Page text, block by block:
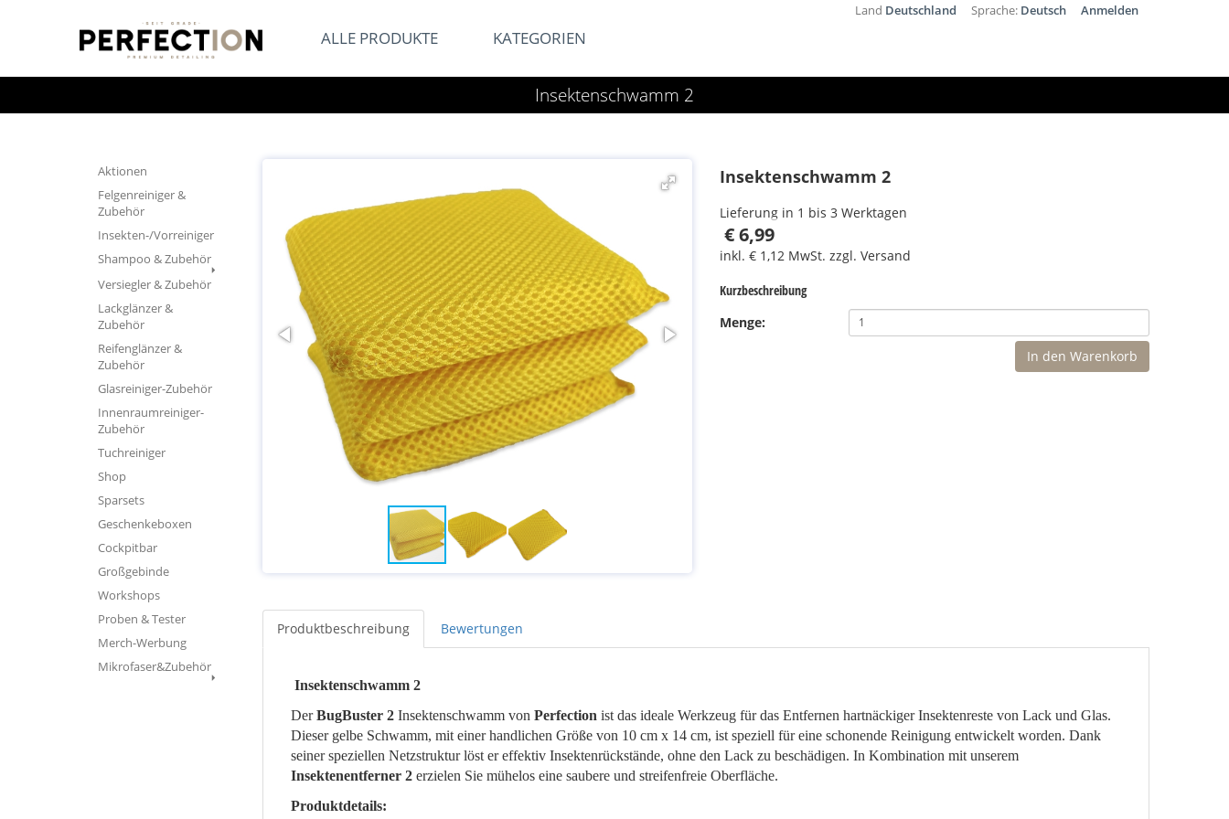
Land Deutschland Sprache: Deutsch Anmelden
ALLE PRODUKTE KATEGORIEN
Insektenschwamm 2
Aktionen
Felgenreiniger &
Zubehör
Insekten-/Vorreiniger
Shampoo & Zubehör
Versiegler & Zubehör
Lackglänzer &
Zubehör
Reifenglänzer &
Zubehör
Glasreiniger-Zubehör
Innenraumreiniger-
Zubehör
Tuchreiniger
Shop
Sparsets
Geschenkeboxen
Cockpitbar
Großgebinde
Workshops
Proben & Tester
Merch-Werbung
Mikrofaser&Zubehör
Insektenschwamm 2
Lieferung in 1 bis 3 Werktagen
€ 6,99
inkl. € 1,12 MwSt. zzgl. Versand
Kurzbeschreibung
Menge:
In den Warenkorb
Produktbeschreibung Bewertungen
Insektenschwamm 2
DerBugBuster 2 Insektenschwamm von Perfection ist das ideale Werkzeug für das Entfernen hartnäckiger Insektenreste von Lack und Glas.
Dieser gelbe Schwamm, mit einer handlichen Größe von 10 cm x 14 cm, ist speziell für eine schonende Reinigung entwickelt worden. Dank
seiner speziellen Netzstruktur löst er effektiv Insektenrückstände, ohne den Lack zu beschädigen. In Kombination mit unserem
Insektenentferner 2 erzielen Sie mühelos eine saubere und streifenfreie Oberfläche.
Produktdetails: